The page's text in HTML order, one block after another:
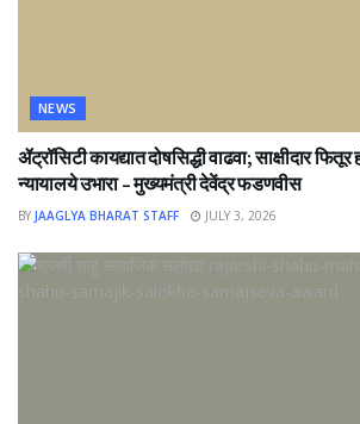
NEWS
ॲट्रॉसिटी कायद्यात दोषसिद्धी वाढवा; साक्षीदार
न्यायालये उभारा – मुख्यमंत्री देवेंद्र फडणवीस
BY JAAGLYA BHARAT STAFF JULY 3, 2026